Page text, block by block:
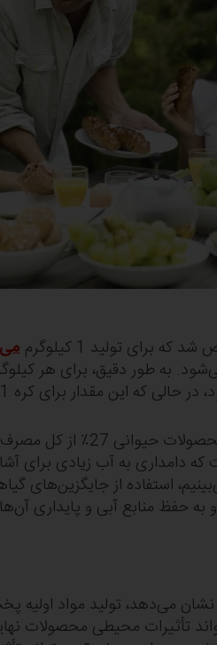
به طور دقیق، برای هر
این مقدار برای کره 1.91 متر مکعب است.
مصرف جهانی گوشت و
دامداری به آب زیادی برای
استفاده از جایگزین‌های
حفظ منابع آبی و پایداری
می‌دهد، تولید مواد اولیه
تأثیرات محیطی محصولات